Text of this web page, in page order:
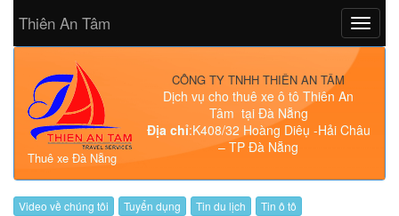
Thiên An Tâm
Thuê xe Đà Nẵng
CÔNG TY TNHH THIÊN AN TÂM
Dịch vụ cho thuê xe ô tô Thiên An
Tâm tại Đà Nẵng
Địa chỉ:K408/32 Hoàng Diêụ -Hải Châu
– TP Đà Nẵng
Video về chúng tôi Tuyển dụng Tin du lịch Tin ô tô
Gọi điện ngay
Chat Facebook
Gọi điện ngay